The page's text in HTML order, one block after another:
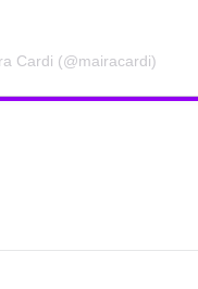
Cardi (@mairacardi)